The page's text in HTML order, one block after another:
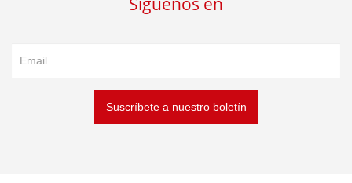
Suscríbete a nuestro boletín